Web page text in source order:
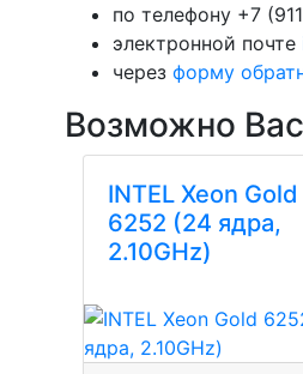
по телефону +7
электронной почте
через форму
Возможно
INTEL Xeon Gold
6252 (24 ядра,
2.10GHz)